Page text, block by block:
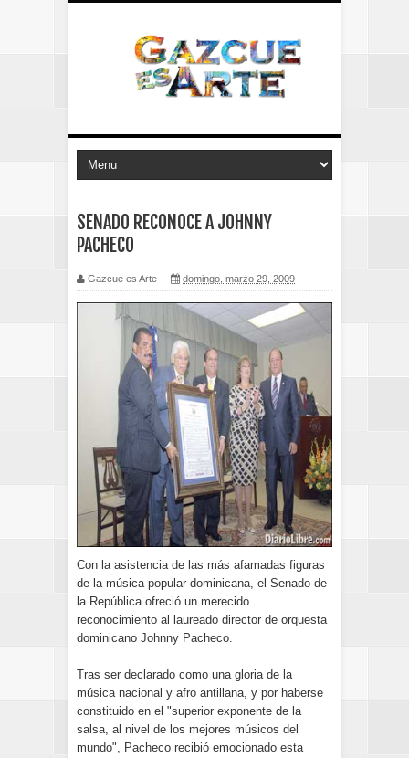
SENADO RECONOCE A JOHNNY
PACHECO
Gazcue es Arte domingo, marzo 29, 2009
Con la asistencia de las más afamadas figuras
de la música popular dominicana, el Senado de
la República ofreció un merecido
reconocimiento al laureado director de orquesta
dominicano Johnny Pacheco.
Tras ser declarado como una gloria de la
música nacional y afro antillana, y por haberse
constituido en el "superior exponente de la
salsa, al nivel de los mejores músicos del
mundo", Pacheco recibió emocionado esta